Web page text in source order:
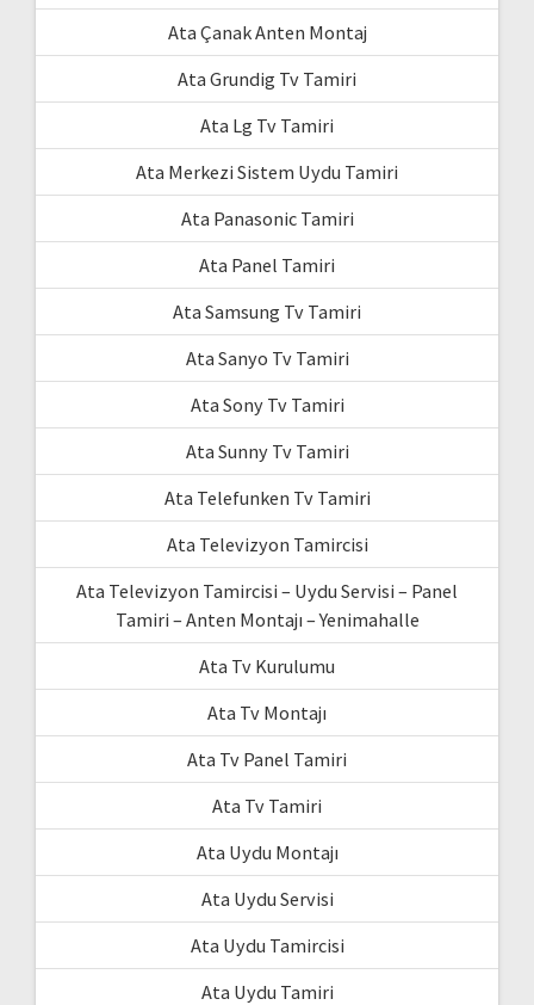
Ata Çanak Anten Montaj
Ata Grundig Tv Tamiri
Ata Lg Tv Tamiri
Ata Merkezi Sistem Uydu Tamiri
Ata Panasonic Tamiri
Ata Panel Tamiri
Ata Samsung Tv Tamiri
Ata Sanyo Tv Tamiri
Ata Sony Tv Tamiri
Ata Sunny Tv Tamiri
Ata Telefunken Tv Tamiri
Ata Televizyon Tamircisi
Ata Televizyon Tamircisi – Uydu Servisi – Panel
Tamiri – Anten Montajı – Yenimahalle
Ata Tv Kurulumu
Ata Tv Montajı
Ata Tv Panel Tamiri
Ata Tv Tamiri
Ata Uydu Montajı
Ata Uydu Servisi
Ata Uydu Tamircisi
Ata Uydu Tamiri